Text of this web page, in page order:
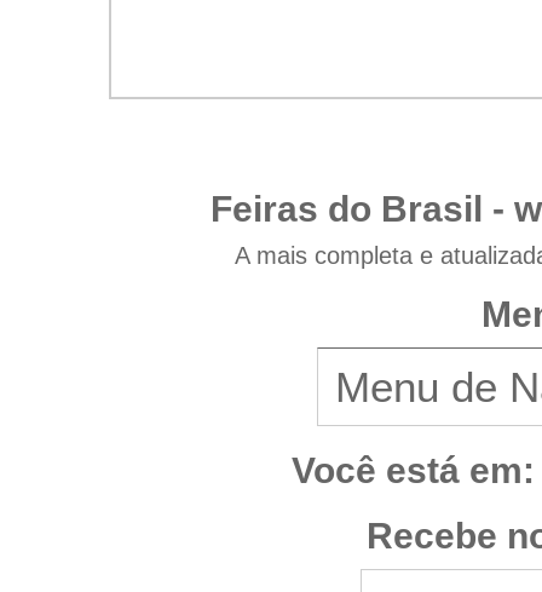
Feiras do Brasil -
A mais completa e
Você está em:
Recebe